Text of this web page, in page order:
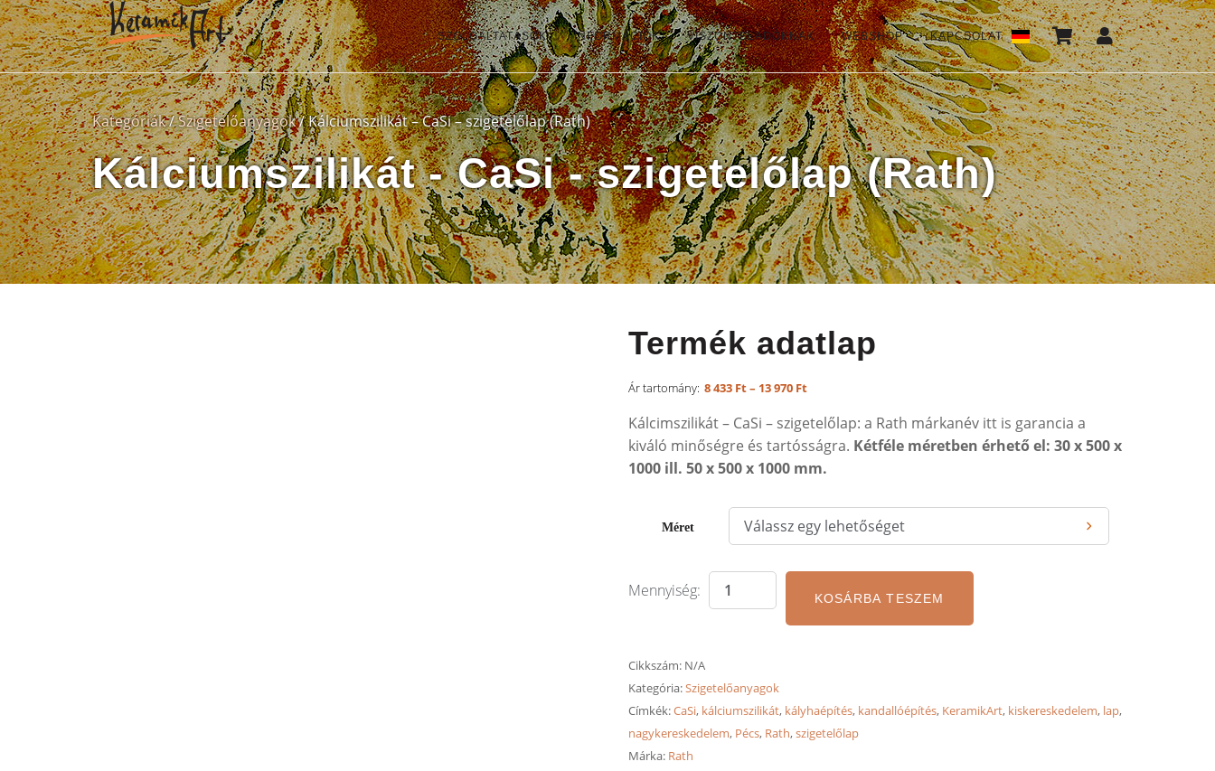
SZOLGÁLTATÁSOK INFORMÁCIÓK VISZONTELADÓKNAK WEBSHOP KAPCSOLAT *
Kategóriák/Szigetelőanyagok/ Kálciumszilikát – CaSi – szigetelőlap (Rath)
Kálciumszilikát - CaSi - szigetelőlap (Rath)
Termék adatlap
8 433 Ft– 13 970 Ft
Kálcimszilikát – CaSi – szigetelőlap: a Rath márkanév itt is garancia a
kiváló minőségre és tartósságra. Kétféle méretben érhető el: 30 x 500 x
1000 ill. 50 x 500 x 1000 mm.
Méret
KOSÁRBA TESZEM
Cikkszám: N/A
Kategória:Szigetelőanyagok
Címkék:CaSi, kálciumszilikát, kályhaépítés, kandallóépítés, KeramikArt, kiskereskedelem, lap,
nagykereskedelem, Pécs, Rath,szigetelőlap
Márka: Rath